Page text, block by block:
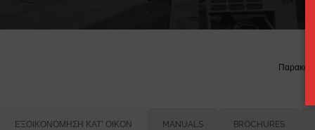
ΕΞΟΙΚΟΝΟΜΗΣΗ ΚΑΤ' ΟΙΚΟΝ MANUALS BROCHURES